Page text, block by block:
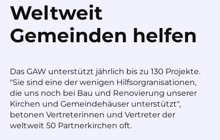
Weltweit
Gemeinden helfen
Das GAW unterstützt jährlich bis zu 130 Projekte.
"Sie sind eine der wenigen Hilfsorgranisationen,
die uns noch bei Bau und Renovierung unserer
Kirchen und Gemeindehäuser unterstützt",
betonen Vertreterinnen und Vertreter der
weltweit 50 Partnerkirchen oft.